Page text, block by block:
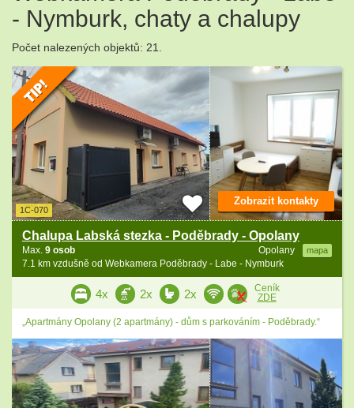
- Nymburk, chaty a chalupy
Počet nalezených objektů: 21.
1C-070
Chalupa Labská stezka - Poděbrady - Opolany
Opolany mapa
Max. 9 osob
7.1 km vzdušně od Webkamera Poděbrady - Labe - Nymburk
Zobrazit kontakty
4x 2x 2x
Ceník
ZDE
„Apartmány Opolany (2 apartmány) - dům s parkováním - Poděbrady.“